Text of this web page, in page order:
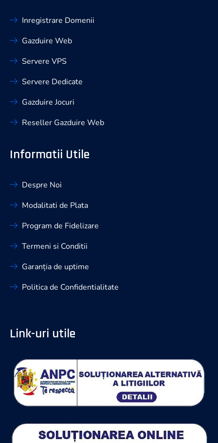
Inregistrare Domenii
Gazduire Web
Servere VPS
Servere Dedicate
Gazduire Jocuri
Reseller Gazduire Web
Informatii Utile
Despre Noi
Modalitati de Plata
Program de Fidelizare
Termeni si Conditii
Garanția de uptime
Politica de Confidentialitate
Link-uri utile